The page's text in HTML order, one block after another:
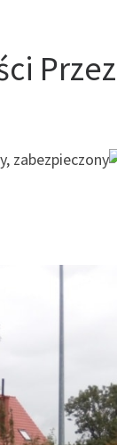
zabezpieczony